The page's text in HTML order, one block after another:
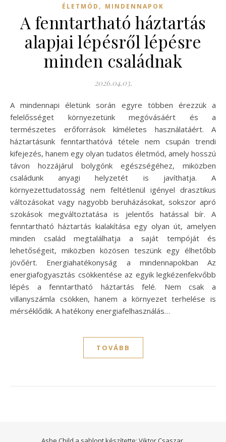
ÉLETMÓD , MINDENNAPOK
A fenntartható háztartás
alapjai lépésről lépésre
minden családnak
2026.04.03.
A mindennapi életünk során egyre többen érezzük a
felelősséget környezetünk megóvásáért és a
természetes erőforrások kíméletes használatáért. A
háztartásunk fenntarthatóvá tétele nem csupán trendi
kifejezés, hanem egy olyan tudatos életmód, amely hosszú
távon hozzájárul bolygónk egészségéhez, miközben
családunk anyagi helyzetét is javíthatja. A
környezettudatosság nem feltétlenül igényel drasztikus
változásokat vagy nagyobb beruházásokat, sokszor apró
szokások megváltoztatása is jelentős hatással bír. A
fenntartható háztartás kialakítása egy olyan út, amelyen
minden család megtalálhatja a saját tempóját és
lehetőségeit, miközben közösen teszünk egy élhetőbb
jövőért. Energiahatékonyság a mindennapokban Az
energiafogyasztás csökkentése az egyik legkézenfekvőbb
lépés a fenntartható háztartás felé. Nem csak a
villanyszámla csökken, hanem a környezet terhelése is
mérséklődik. A hatékony energiafelhasználás…
TOVÁBB